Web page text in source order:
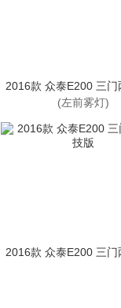
2016款 众泰E200 三门
版
(左前雾灯)
2016款 众泰E200 三门